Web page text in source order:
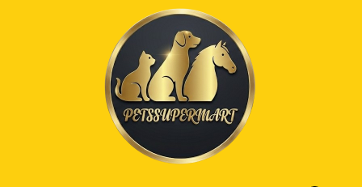
Cookievoorkeuren zijn momenteel gesloten.